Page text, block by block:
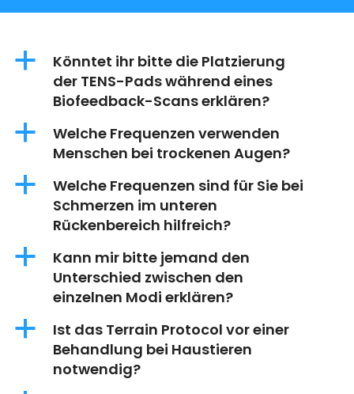
a
Könntet ihr bitte die Platzierung
der TENS-Pads während eines
Biofeedback-Scans erklären?
a
Welche Frequenzen verwenden
Menschen bei trockenen Augen?
a
Welche Frequenzen sind für Sie bei
Schmerzen im unteren
Rückenbereich hilfreich?
a
Kann mir bitte jemand den
Unterschied zwischen den
einzelnen Modi erklären?
a
Ist das Terrain Protocol vor einer
Behandlung bei Haustieren
notwendig?